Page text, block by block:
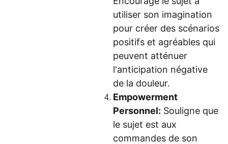
utiliser son imagination
pour créer des scénarios
positifs et agréables qui
peuvent atténuer
l'anticipation négative
de la douleur.
Empowerment
Personnel: Souligne que
le sujet est aux
commandes de son